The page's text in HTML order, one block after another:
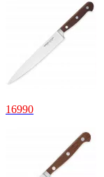
16990